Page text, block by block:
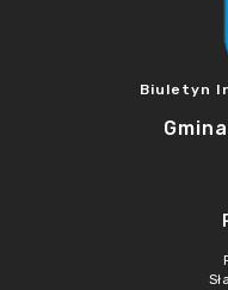
Biuletyn